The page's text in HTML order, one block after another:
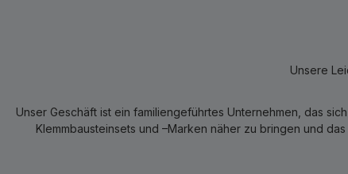
Unsere
Unser Geschäft ist ein familiengeführtes Unternehmen, das
Klemmbausteinsets und –Marken näher zu bringen und